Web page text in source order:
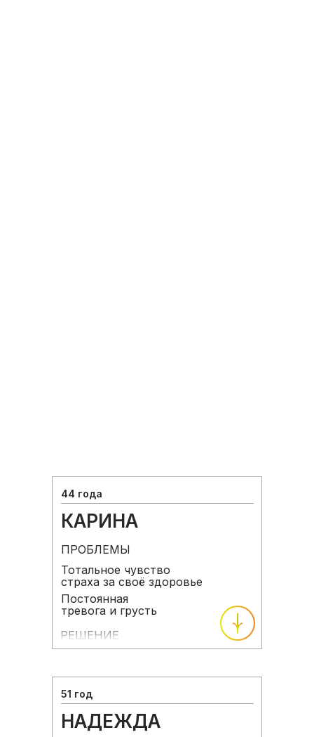
44 года
КАРИНА
ПРОБЛЕМЫ
Тотальное чувство
страха за своё здоровье
Постоянная
тревога и грусть
РЕШЕНИЕ
51 год
НАДЕЖДА